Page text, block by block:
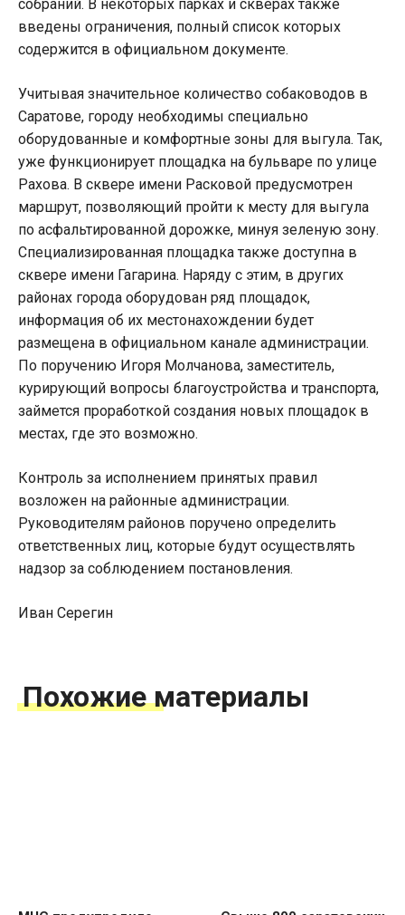
собраний. В некоторых парках и скверах также
введены ограничения, полный список которых
содержится в официальном документе.
Учитывая значительное количество собаководов в
Саратове, городу необходимы специально
оборудованные и комфортные зоны для выгула. Так,
уже функционирует площадка на бульваре по улице
Рахова. В сквере имени Расковой предусмотрен
маршрут, позволяющий пройти к месту для выгула
по асфальтированной дорожке, минуя зеленую зону.
Специализированная площадка также доступна в
сквере имени Гагарина. Наряду с этим, в других
районах города оборудован ряд площадок,
информация об их местонахождении будет
размещена в официальном канале администрации.
По поручению Игоря Молчанова, заместитель,
курирующий вопросы благоустройства и транспорта,
займется проработкой создания новых площадок в
местах, где это возможно.
Контроль за исполнением принятых правил
возложен на районные администрации.
Руководителям районов поручено определить
ответственных лиц, которые будут осуществлять
надзор за соблюдением постановления.
Иван Серегин
Похожие материалы